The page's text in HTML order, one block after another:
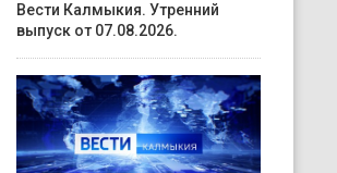
Вести Калмыкия. Утренний
выпуск от 07.08.2026.